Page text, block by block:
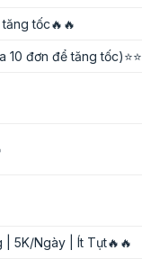
tốc🔥🔥
đơn để tăng tốc)⭐⭐
5K/Ngày | Ít Tụt🔥🔥